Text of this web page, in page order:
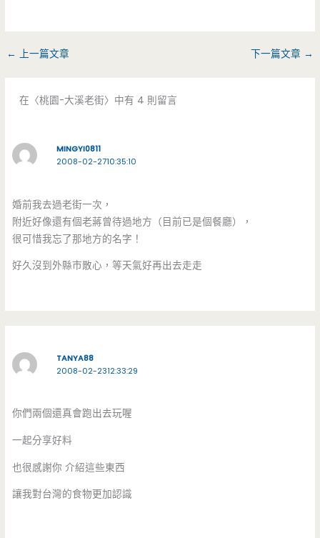
← 上一篇文章 下一篇文章 →
在〈桃園-大溪老街〉中有 4 則留言
MINGYI0811
2008-02-2710:35:10
婚前我去過老街一次，
附近好像還有個老蔣曾待過地方（目前已是個餐廳），
很可惜我忘了那地方的名字！
好久沒到外縣市散心，等天氣好再出去走走
TANYA88
2008-02-2312:33:29
你們兩個還真會跑出去玩喔
一起分享好料
也很感謝你 介紹這些東西
讓我對台灣的食物更加認識